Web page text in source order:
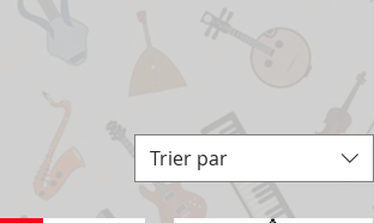
Trier par